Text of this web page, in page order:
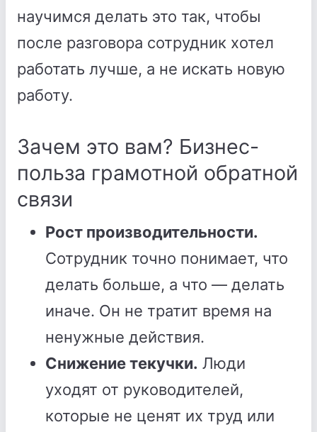
научимся делать это так, чтобы
после разговора сотрудник хотел
работать лучше, а не искать новую
работу.
Зачем это вам? Бизнес-
польза грамотной обратной
связи
Рост производительности.
Сотрудник точно понимает, что
делать больше, а что — делать
иначе. Он не тратит время на
ненужные действия.
Снижение текучки. Люди
уходят от руководителей,
которые не ценят их труд или